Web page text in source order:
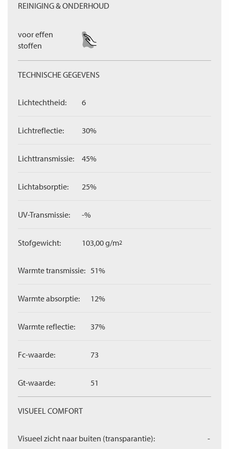
REINIGING & ONDERHOUD
voor effen
stoffen
TECHNISCHE GEGEVENS
Lichtechtheid: 6
Lichtreflectie: 30%
Lichttransmissie: 45%
Lichtabsorptie: 25%
UV-Transmissie: -%
Stofgewicht: 103,00 g/m2
Warmte transmissie: 51%
Warmte absorptie: 12%
Warmte reflectie: 37%
Fc-waarde: 73
Gt-waarde: 51
VISUEEL COMFORT
Visueel zicht naar buiten (transparantie): -